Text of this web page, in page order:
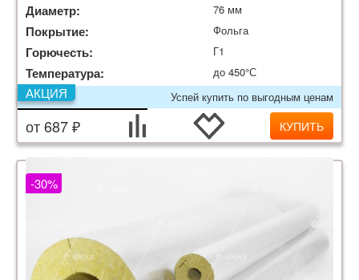
Диаметр: 76 мм
Покрытие: Фольга
Горючесть: Г1
Температура:
до 450°С
Успей купить по выгодным ценам
АКЦИЯ
от 687 ₽ КУПИТЬ
-30%